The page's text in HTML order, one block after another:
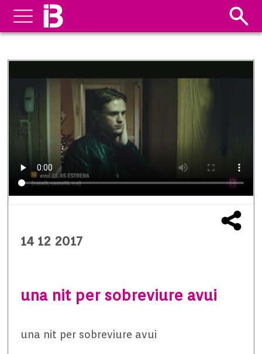
14 12 2017
una nit per sobreviure avui
una nit per sobreviure avui